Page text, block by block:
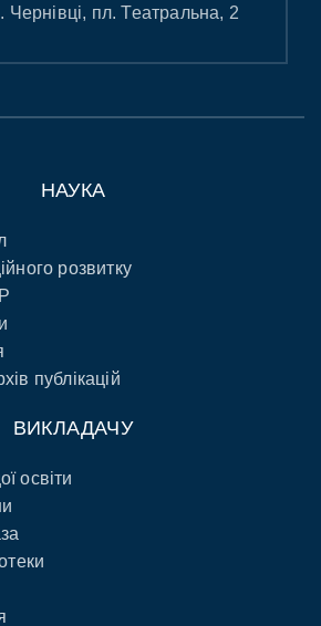
пл. Театральна, 2
НАУКА
розвитку
публікацій
ВИКЛАДАЧУ
освіти